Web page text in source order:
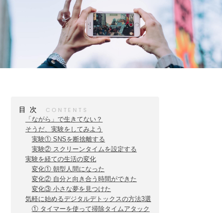
目次
「ながら」で生きてない？
そうだ、実験をしてみよう
実験① SNSを断捨離する
実験② スクリーンタイムを設定する
実験を経ての生活の変化
変化① 朝型人間になった
変化② 自分と向き合う時間ができた
変化③ 小さな夢を見つけた
気軽に始めるデジタルデトックスの方法3選
① タイマーを使って掃除タイムアタック